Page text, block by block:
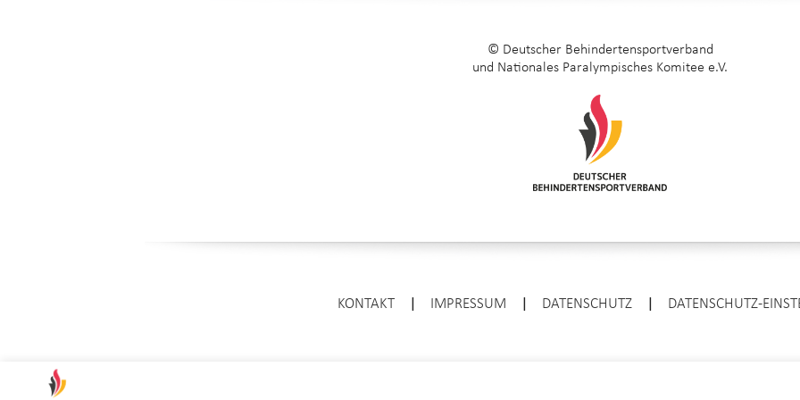
© Deutscher Behindertensportverband
und Nationales Paralympisches Komitee e.V.
KONTAKT IMPRESSUM DATENSCHUTZ DATENSCHUTZ-